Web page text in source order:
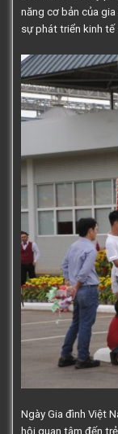
năng cơ bản của
sự phát triển kinh tế
Ngày Gia đình Việt
hội quan tâm đến